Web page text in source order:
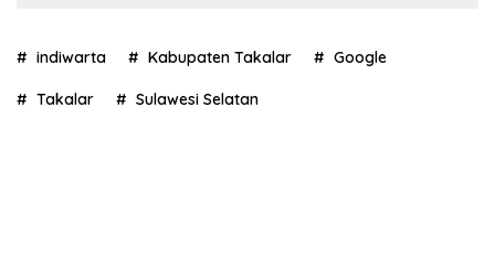
indiwarta Kabupaten Takalar Google
Takalar Sulawesi Selatan